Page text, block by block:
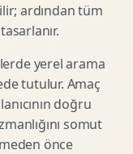
ardından tüm
yerel arama
tutulur. Amaç
doğru
somut
önce